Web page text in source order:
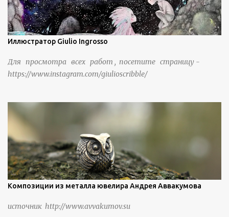
Иллюстратор Giulio Ingrosso
Для просмотра всех работ , посетите страницу -
https://www.instagram.com/giulioscribble/
Композиции из металла ювелира Андрея Аввакумова
источник http://www.avvakumov.su